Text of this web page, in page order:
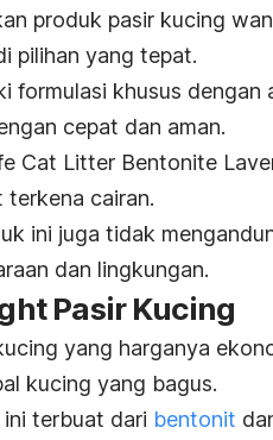
produk pasir kucing
pilihan yang tepat.
formulasi khusus
cepat dan aman.
Cat Litter Bentonite
terkena cairan.
ini juga tidak
dan lingkungan.
Pasir Kucing
yang harganya
kucing yang bagus.
terbuat dari bentonit